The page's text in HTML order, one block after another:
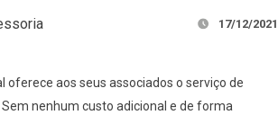
17/12/2021
oferece aos seus associados o serviço de
nenhum custo adicional e de forma